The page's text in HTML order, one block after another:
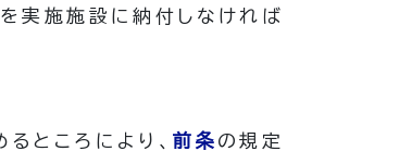
実施施設に納付しなければ
るところにより、前条 の規定